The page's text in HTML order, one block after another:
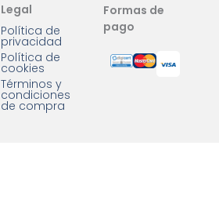
Legal
Política de
privacidad
Política de
cookies
Términos y
condiciones
de compra
Formas de
pago